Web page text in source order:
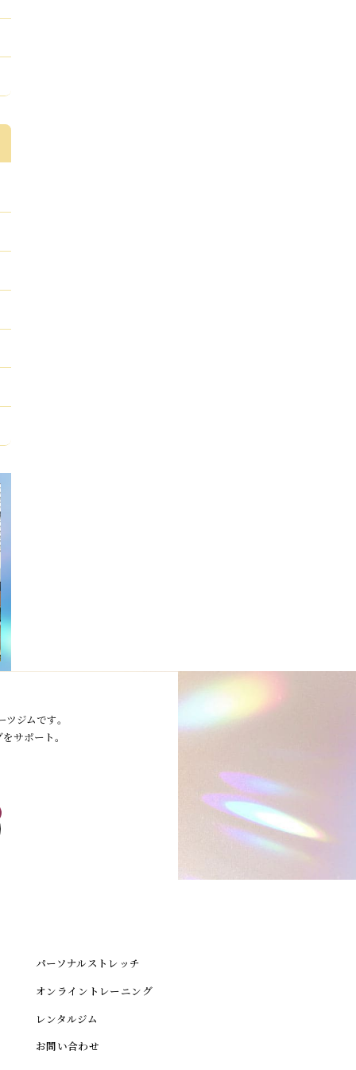
ツジムです｡
サポート｡
パーソナルストレッチ
オンライントレーニング
レンタルジム
お問い合わせ